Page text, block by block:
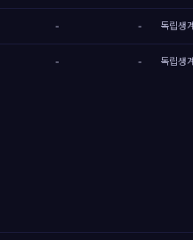
- - 독립생
- - 독립생